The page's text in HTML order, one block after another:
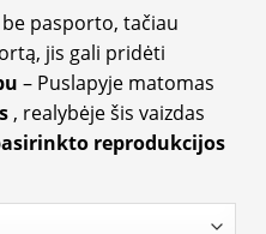
pasporto, tačiau
jis gali pridėti
– Puslapyje matomas
, realybėje šis vaizdas
reprodukcijos